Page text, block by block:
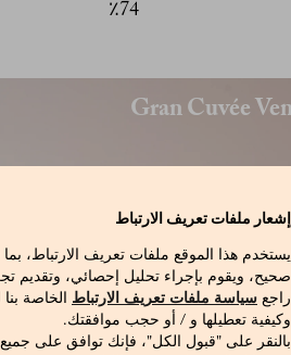
إشعار ملفات تعريف الارتباط
يستخدم هذا الموقع ملفات تعريف
صحيح، ويقوم بإجراء تحليل إحصائي، وتقديم
راجع سياسة ملفات تعريف الارتباط الخاصة
وكيفية تعطيلها و / أو حجب موافقتك.
بالنقر على "قبول الكل"، فإنك توافق على
74٪